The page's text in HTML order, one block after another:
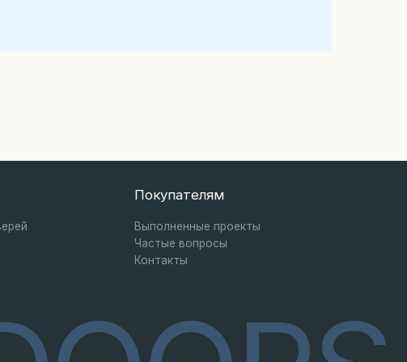
Одностворчатая с боковыми вставками
остеклённая